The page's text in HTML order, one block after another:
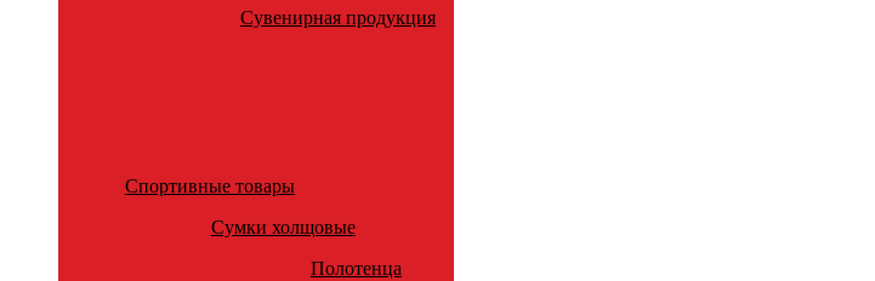
Сувенирная продукция
Спортивные товары
Сумки холщовые
Полотенца